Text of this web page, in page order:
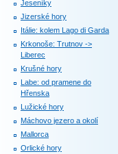
Jeseníky
Jizerské hory
Itálie: kolem Lago di Garda
Krkonoše: Trutnov ->
Liberec
Krušné hory
Labe: od pramene do
Hřenska
Lužické hory
Máchovo jezero a okolí
Mallorca
Orlické hory